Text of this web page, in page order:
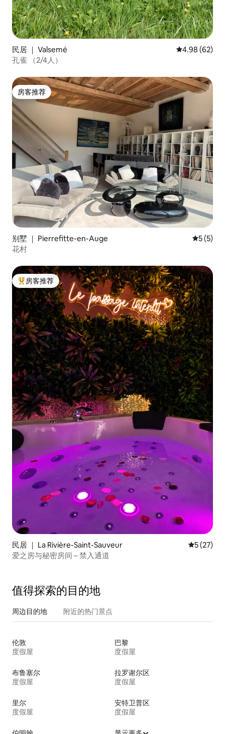
民居 ｜ Valsemé 平均评分 4.98
4.98 (62)
孔雀 （2/4人）
房客推荐
房客推荐
别墅 ｜ Pierrefitte-en-Auge 平均评分
5 (5)
花村
热门「房客推荐」
房客推荐
民居 ｜ La Rivière-Saint-Sauveur 平均评分
5 (27)
爱之房与秘密房间 – 禁入通道
值得探索的目的地
周边目的地 附近的热门景点
伦敦
度假屋
巴黎
度假屋
布鲁塞尔
度假屋
拉罗谢尔区
度假屋
里尔
度假屋
安特卫普区
度假屋